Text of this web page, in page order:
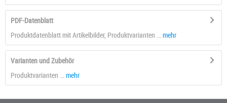
PDF-Datenblatt
Produktdatenblatt mit Artikelbilder, Produktvarianten ... mehr
Varianten und Zubehör
Produktvarianten ... mehr